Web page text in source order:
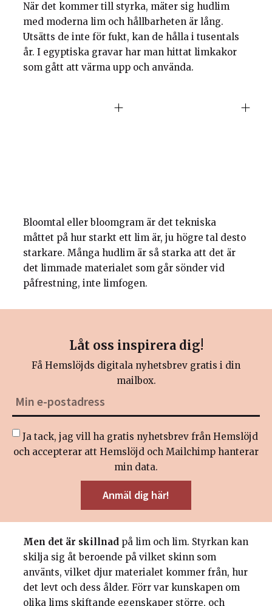
När det kommer till styrka, mäter sig hudlim
med moderna lim och hållbarheten är lång.
Utsätts de inte för fukt, kan de hålla i tusentals
år. I egyptiska gravar har man hittat limkakor
som gått att värma upp och använda.
Bloomtal eller bloomgram är det tekniska
måttet på hur starkt ett lim är, ju högre tal desto
starkare. Många hudlim är så starka att det är
det limmade materialet som går sönder vid
påfrestning, inte limfogen.
Låt oss inspirera dig!
Få Hemslöjds digitala nyhetsbrev gratis i din
mailbox.
Ja tack, jag vill ha gratis nyhetsbrev från Hemslöjd
och accepterar att Hemslöjd och Mailchimp hanterar
min data.
Men det är skillnad på lim och lim. Styrkan kan
skilja sig åt beroende på vilket skinn som
använts, vilket djur materialet kommer från, hur
det levt och dess ålder. Förr var kunskapen om
olika lims skiftande egenskaper större, och